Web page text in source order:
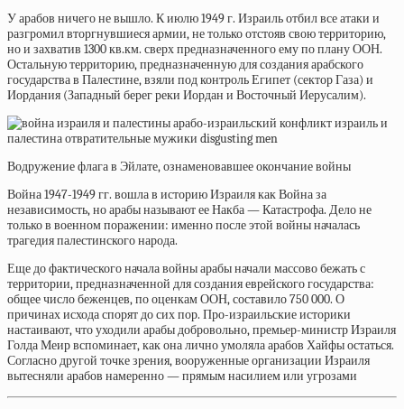
У арабов ничего не вышло. К июлю 1949 г. Израиль отбил все атаки и
разгромил вторгнувшиеся армии, не только отстояв свою территорию,
но и захватив 1300 кв.км. сверх предназначенного ему по плану ООН.
Остальную территорию, предназначенную для создания арабского
государства в Палестине, взяли под контроль Египет (сектор Газа) и
Иордания (Западный берег реки Иордан и Восточный Иерусалим).
Водружение флага в Эйлате, ознаменовавшее окончание войны
Война 1947-1949 гг. вошла в историю Израиля как Война за
независимость, но арабы называют ее Накба — Катастрофа. Дело не
только в военном поражении: именно после этой войны началась
трагедия палестинского народа.
Еще до фактического начала войны арабы начали массово бежать с
территории, предназначенной для создания еврейского государства:
общее число беженцев, по оценкам ООН,составило750 000. О
причинах исходаспорятдо сих пор. Про-израильские историки
настаивают, что уходили арабы добровольно, премьер-министр Израиля
Голда Меирвспоминает, как она лично умоляла арабов Хайфы остаться.
Согласно другой точке зрения, вооруженные организации Израиля
вытесняли арабов намеренно — прямым насилием или угрозами